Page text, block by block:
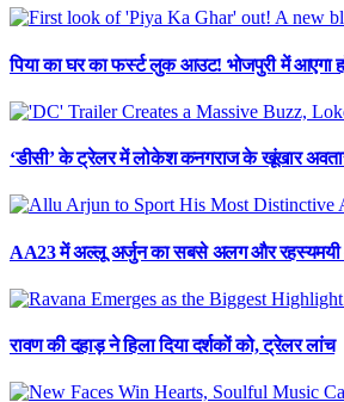
पिया का घर का फर्स्ट लुक आउट! भोजपुरी में आएगा
‘डीसी’ के ट्रेलर में लोकेश कनगराज के खूंखार
AA23 में अल्लू अर्जुन का सबसे अलग और रहस्यमयी
रावण की दहाड़ ने हिला दिया दर्शकों को, ट्रेलर लांच